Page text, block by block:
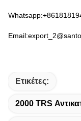
Ετικέτες:
2000 TRS